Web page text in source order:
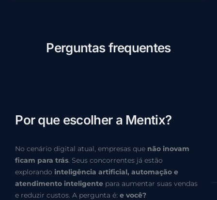
Perguntas frequentes
Por que escolher a Mentix?
No cenário digital atual, empresas que não inovam
ficam para trás. Seus concorrentes já estão
explorando inteligência artificial, automação e
atendimento inteligente para aumentar suas vendas
e reduzir custos. A pergunta é:e você?